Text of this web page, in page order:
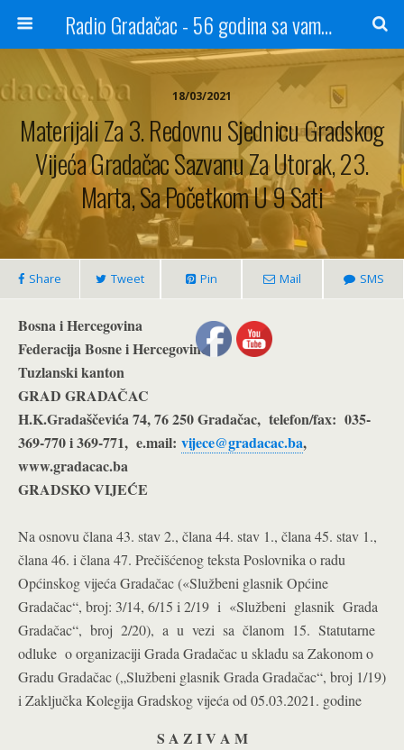
Radio Gradačac - 56 godina sa vama...
18/03/2021
Materijali Za 3. Redovnu Sjednicu Gradskog
Vijeća Gradačac Sazvanu Za Utorak, 23.
Marta, Sa Početkom U 9 Sati
Share Tweet Pin Mail SMS
Bosna i Hercegovina
Federacija Bosne i Hercegovine
Tuzlanski kanton
GRAD GRADAČAC
H.K.Gradaščevića 74, 76 250 Gradačac, telefon/fax: 035-
369-770 i 369-771, e.mail: vijece@gradacac.ba,
www.gradacac.ba
GRADSKO VIJEĆE
Na osnovu člana 43. stav 2., člana 44. stav 1., člana 45. stav 1.,
člana 46. i člana 47. Prečišćenog teksta Poslovnika o radu
Općinskog vijeća Gradačac («Službeni glasnik Općine
Gradačac“, broj: 3/14, 6/15 i 2/19 i «Službeni glasnik Grada
Gradačac“, broj 2/20), a u vezi sa članom 15. Statutarne
odluke o organizaciji Grada Gradačac u skladu sa Zakonom o
Gradu Gradačac („Službeni glasnik Grada Gradačac“, broj 1/19)
i Zaključka Kolegija Gradskog vijeća od 05.03.2021. godine
S A Z I V A M